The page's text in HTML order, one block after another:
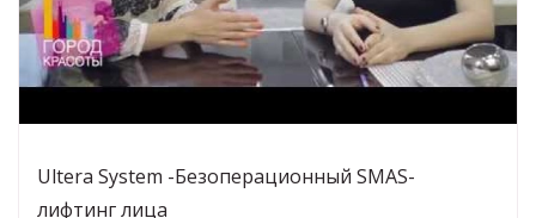
Ultera System -Безоперационный SMAS-
лифтинг лица